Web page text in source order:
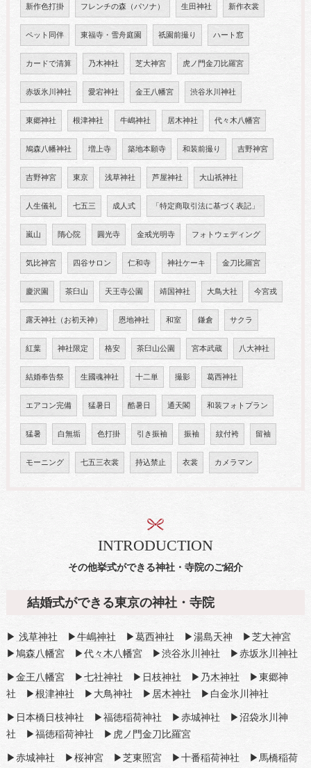
新作色打掛 フレンチの森（パソナ） 生田神社 新作衣裳
ペット同伴 東福寺・雪舟庭園 祇園前撮り ハート窓
カードで清算 乃木神社 芝大神宮 虎ノ門金刀比羅宮
赤坂氷川神社 愛宕神社 金王八幡宮 渋谷氷川神社
東郷神社 根津神社 牛嶋神社 居木神社 代々木八幡宮
鳩森八幡神社 増上寺 築地本願寺 和装前撮り 吉野神宮
吉野神宮 東京 浅草神社 芦屋神社 大山祇神社
人生儀礼 七五三 成人式 「特定商取引法に基づく表記」
嵐山 隋心院 圓光寺 金戒光明寺 フォトウェディング
気比神宮 四谷サロン 仁和寺 神社ケーキ 金刀比羅宮
慶沢園 茶臼山 天王寺公園 靖国神社 大鳥大社 今宮戎
露天神社（お初天神） 恩地神社 和室 鎌倉 サクラ
紅葉 神社限定 格安 茶臼山公園 宮本武蔵 八大神社
結婚奉告祭 生國魂神社 十二単 撮影 葛西神社
エアコン完備 猛暑日 酷暑日 通天閣 和装フォトプラン
猛暑 白無垢 色打掛 引き振袖 振袖 紋付袴 留袖
モーニング 七五三衣裳 持込禁止 衣裳 カメラマン
その他挙式ができる神社・寺院のご紹介
INTRODUCTION
結婚式ができる東京の神社・寺院
▶ 浅草神社 ▶ 牛嶋神社 ▶ 葛西神社 ▶ 湯島天神 ▶ 芝大神宮
▶ 鳩森八幡宮▶ 代々木八幡宮▶ 渋谷氷川神社 ▶ 赤坂氷川神社
▶ 金王八幡宮▶ 七社神社 ▶ 日枝神社 ▶ 乃木神社 ▶東郷神
社 ▶ 根津神社 ▶大鳥神社 ▶ 居木神社 ▶白金氷川神社
▶日本橋日枝神社 ▶福徳稲荷神社 ▶赤城神社 ▶沼袋氷川神
社 ▶福徳稲荷神社 ▶ 虎ノ門金刀比羅宮
▶赤城神社 ▶桜神宮 ▶芝東照宮 ▶十番稲荷神社 ▶馬橋稲荷